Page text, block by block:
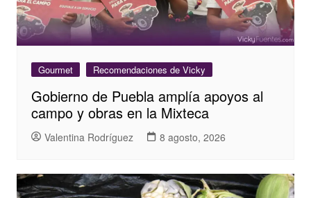
Gourmet Recomendaciones de Vicky
Gobierno de Puebla amplía apoyos al
campo y obras en la Mixteca
Valentina Rodríguez 8 agosto, 2026